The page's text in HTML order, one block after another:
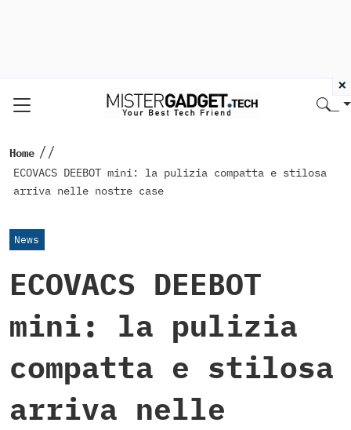
Home //
ECOVACS DEEBOT mini: la pulizia compatta e stilosa
arriva nelle nostre case
News
ECOVACS DEEBOT
mini: la pulizia
compatta e stilosa
arriva nelle
×